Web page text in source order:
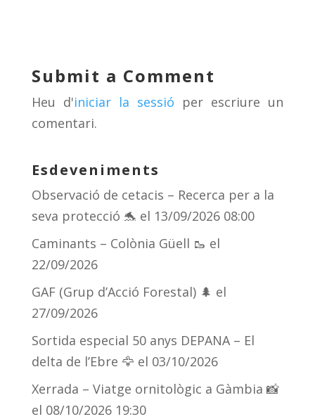
y d
s
a
m
ar
te
ix
Submit a Comment
Heu d'iniciar la sessió per escriure un
comentari.
Esdeveniments
Observació de cetacis – Recerca per a la
seva protecció 🐬 el 13/09/2026 08:00
Caminants – Colònia Güell 🥾 el
22/09/2026
GAF (Grup d’Acció Forestal) 🌲 el
27/09/2026
Sortida especial 50 anys DEPANA – El
delta de l’Ebre 🦅 el 03/10/2026
Xerrada – Viatge ornitològic a Gàmbia 📸
el 08/10/2026 19:30